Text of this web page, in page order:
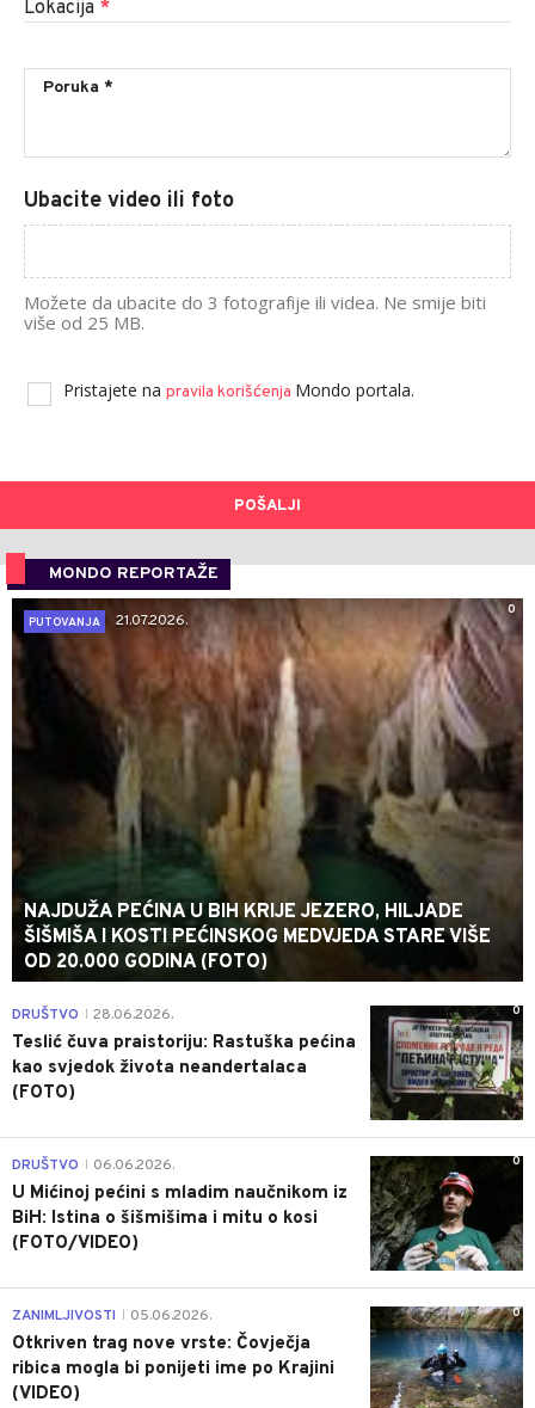
Lokacija *
Ubacite video ili foto
Možete da ubacite do 3 fotografije ili videa. Ne smije biti
više od 25 MB.
Pristajete na pravila korišćenja Mondo portala.
POŠALJI
MONDO REPORTAŽE
0
PUTOVANJA
21.07.2026.
NAJDUŽA PEĆINA U BIH KRIJE JEZERO, HILJADE
ŠIŠMIŠA I KOSTI PEĆINSKOG MEDVJEDA STARE VIŠE
OD 20.000 GODINA (FOTO)
0
DRUŠTVO 28.06.2026.
Teslić čuva praistoriju: Rastuška pećina
kao svjedok života neandertalaca
(FOTO)
0
DRUŠTVO 06.06.2026.
U Mićinoj pećini s mladim naučnikom iz
BiH: Istina o šišmišima i mitu o kosi
(FOTO/VIDEO)
0
ZANIMLJIVOSTI 05.06.2026.
Otkriven trag nove vrste: Čovječja
ribica mogla bi ponijeti ime po Krajini
(VIDEO)